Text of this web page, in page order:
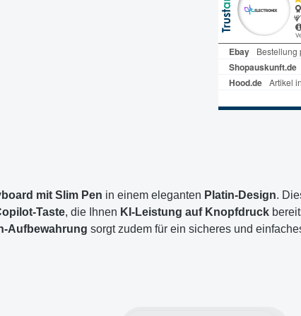
mit Slim Pen in einem eleganten Platin-Design.
Taste, die Ihnen KI-Leistung auf Knopfdruck
Aufbewahrung sorgt zudem für ein sicheres und